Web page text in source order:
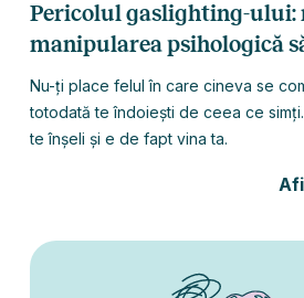
Pericolul gaslighting-ului:
manipularea psihologică
Nu-ți place felul în care cineva se
totodată te îndoiești de ceea ce
te înșeli și e de fapt vina ta.